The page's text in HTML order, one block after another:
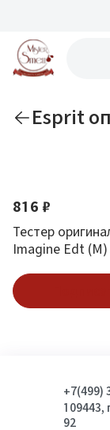
Esprit
816 ₽
Тестер
Imagine Edt
+7(499)
109443,
92